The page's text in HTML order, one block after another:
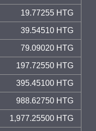
19.77255 HTG
39.54510 HTG
79.09020 HTG
197.72550 HTG
395.45100 HTG
988.62750 HTG
1,977.25500 HTG